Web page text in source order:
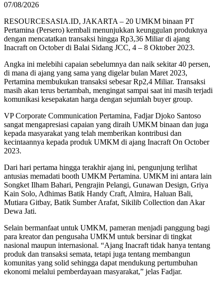
07/08/2026
RESOURCESASIA.ID, JAKARTA – 20 UMKM binaan PT
Pertamina (Persero) kembali menunjukkan keunggulan produknya
dengan mencatatkan transaksi hingga Rp3,36 Miliar di ajang
Inacraft on October di Balai Sidang JCC, 4 – 8 Oktober 2023.
Angka ini melebihi capaian sebelumnya dan naik sekitar 40 persen,
di mana di ajang yang sama yang digelar bulan Maret 2023,
Pertamina membukukan transaksi sebesar Rp2,4 Miliar. Transaksi
masih akan terus bertambah, mengingat sampai saat ini masih terjadi
komunikasi kesepakatan harga dengan sejumlah buyer group.
VP Corporate Communication Pertamina, Fadjar Djoko Santoso
sangat mengapresiasi capaian yang diraih UMKM binaan dan juga
kepada masyarakat yang telah memberikan kontribusi dan
kecintaannya kepada produk UMKM di ajang Inacraft On October
2023.
Dari hari pertama hingga terakhir ajang ini, pengunjung terlihat
antusias memadati booth UMKM Pertamina. UMKM ini antara lain
Songket Ilham Bahari, Pengrajin Pelangi, Gunawan Design, Griya
Kain Solo, Adhimas Batik Handy Craft, Almira, Haluan Bali,
Mutiara Gitbay, Batik Sumber Arafat, Sikilib Collection dan Akar
Dewa Jati.
Selain bermanfaat untuk UMKM, pameran menjadi panggung bagi
para kreator dan pengusaha UMKM untuk bersinar di tingkat
nasional maupun internasional. “Ajang Inacraft tidak hanya tentang
produk dan transaksi semata, tetapi juga tentang membangun
komunitas yang solid sehingga dapat mendukung pertumbuhan
ekonomi melalui pemberdayaan masyarakat,” jelas Fadjar.